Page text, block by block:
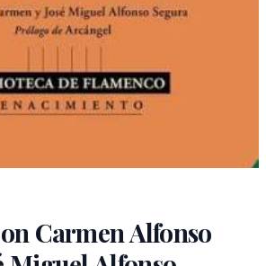
Carmen Alfonso